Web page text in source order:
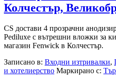
Колчестър,
CS достави 4 прозрачни
Pediluxe с вътрешни вложки за
магазин Fenwick в Колчестър.
Записано в: Входни изтривалки,
и хотелиерство Маркирано с: